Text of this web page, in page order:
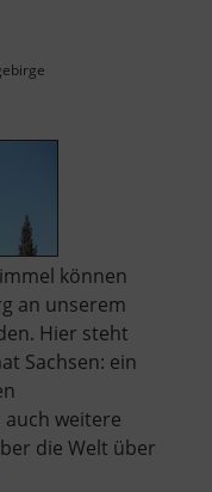
können
an unserem
Hier steht
Sachsen: ein
weitere
die Welt über